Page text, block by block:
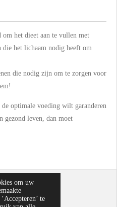
om uw
te
het dieet aan te vullen met
het lichaam nodig heeft om
die nodig zijn om te zorgen voor
optimale voeding wilt garanderen
gezond leven, dan moet